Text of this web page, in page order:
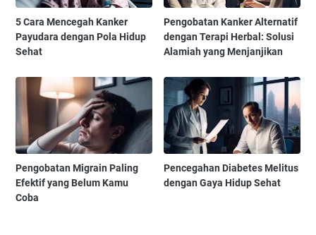
5 Cara Mencegah Kanker
Payudara dengan Pola Hidup
Sehat
Pengobatan Kanker Alternatif
dengan Terapi Herbal: Solusi
Alamiah yang Menjanjikan
Pengobatan Migrain Paling
Efektif yang Belum Kamu
Coba
Pencegahan Diabetes Melitus
dengan Gaya Hidup Sehat